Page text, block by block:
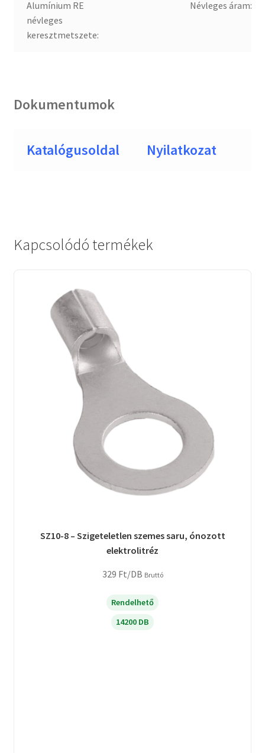
Alumínium RE
névleges
keresztmetszete:
Névleges áram:
Dokumentumok
Katalógusoldal Nyilatkozat
Kapcsolódó termékek
SZ10-8 – Szigeteletlen szemes saru, ónozott
elektrolitréz
329 Ft/DB Bruttó
Rendelhető
14200 DB